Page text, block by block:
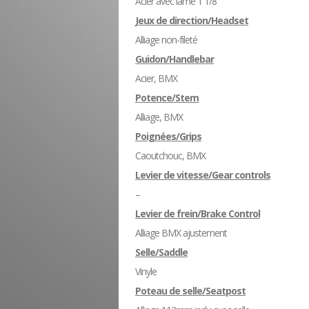
Jeux de direction/Headset
Alliage non-fileté
Guidon/Handlebar
Acier, BMX
Potence/Stem
Alliage, BMX
Poignées/Grips
Caoutchouc, BMX
Levier de vitesse/Gear controls
–
Levier de frein/Brake Control
Alliage BMX ajustement
Selle/Saddle
Vinyle
Poteau de selle/Seatpost